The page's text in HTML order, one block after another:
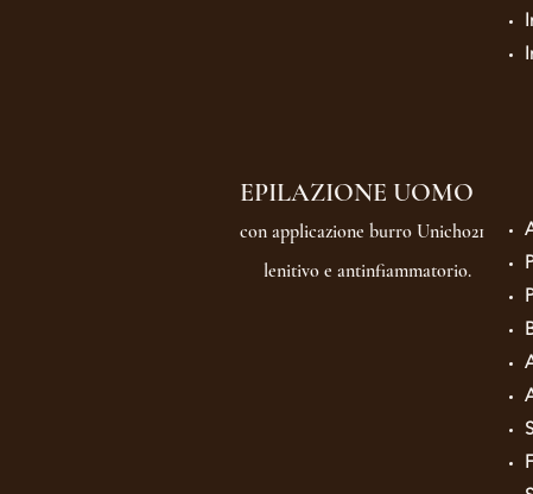
EPILAZIONE UOMO
con applicazione burro Unicho21
lenitivo e antinfiammatorio.